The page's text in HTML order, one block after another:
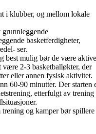
i klubber, og mellom lokale
basketferdigheter,
ser.
best mulig bør de være aktive
2-3 basketballøkter, der
eller annen fysisk aktivitet.
60-90 minutter. Der starten
etterfulgt av trening
og kamper bør spillere